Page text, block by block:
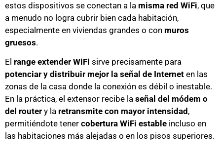
estos dispositivos se conectan a la misma red WiFi, que
a menudo no logra cubrir bien cada habitación,
especialmente en viviendas grandes o con muros
gruesos.
El range extender WiFi sirve precisamente para
potenciar y distribuir mejor la señal de Internet en las
zonas de la casa donde la conexión es débil o inestable.
En la práctica, el extensor recibe la señal del módem o
del router y la retransmite con mayor intensidad ,
permitiéndote tener cobertura WiFi estable incluso en
las habitaciones más alejadas o en los pisos superiores.